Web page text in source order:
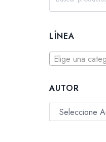
LÍNEA
Elige una
AUTOR